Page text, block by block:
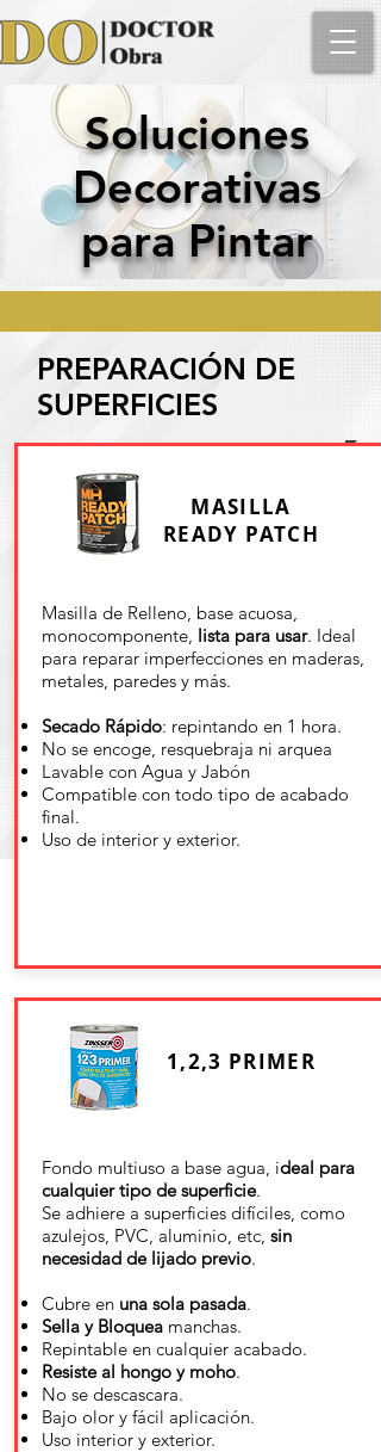
Soluciones
Decorativas
para Pintar
PREPARACIÓN DE
SUPERFICIES
MASILLA
READY PATCH
Masilla de Relleno, base acuosa,
monocomponente, lista para usar. Ideal
para reparar imperfecciones en maderas,
metales, paredes y más.
Secado Rápido: repintando en 1 hora.
No se encoge, resquebraja ni arquea
Lavable con Agua y Jabón
Compatible con todo tipo de acabado
final.
Uso de interior y exterior.
1,2,3 PRIMER
Fondo multiuso a base agua, ideal para
cualquier tipo de superficie.
Se adhiere a superficies difíciles, como
azulejos, PVC, aluminio, etc, sin
necesidad de lijado previo.
Cubre en una sola pasada.
Sella y Bloquea manchas.
Repintable en cualquier acabado.
Resiste al hongo y moho.
No se descascara.
Bajo olor y fácil aplicación.
Uso interior y exterior.